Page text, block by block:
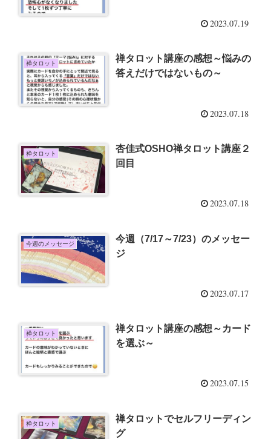
2023.07.19
禅タロット
禅タロット講座の感想～悩みの
答えだけではないもの～
2023.07.18
禅タロット
杏佳式OSHO禅タロット講座２
回目
2023.07.18
今週のメッセージ
今週（7/17～7/23）のメッセー
ジ
2023.07.17
禅タロット
禅タロット講座の感想～カード
を選ぶ～
2023.07.15
禅タロット
禅タロットでセルフリーディン
グ